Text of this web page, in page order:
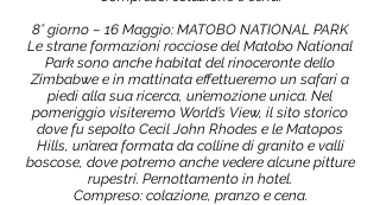
8° giorno – 16 Maggio: MATOBO NATIONAL PARK
Le strane formazioni rocciose del Matobo National
Park sono anche habitat del rinoceronte dello
Zimbabwe e in mattinata effettueremo un safari a
piedi alla sua ricerca, un’emozione unica. Nel
pomeriggio visiteremo World’s View, il sito storico
dove fu sepolto Cecil John Rhodes e le Matopos
Hills, un’area formata da colline di granito e valli
boscose, dove potremo anche vedere alcune pitture
rupestri. Pernottamento in hotel.
Compreso: colazione, pranzo e cena.